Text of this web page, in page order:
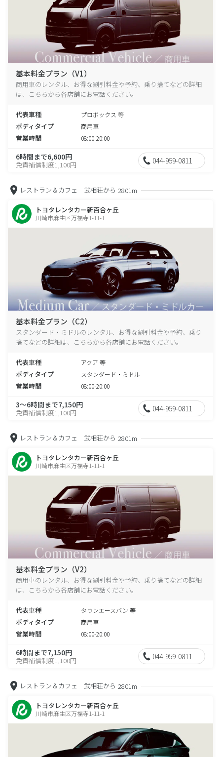
基本料金プラン（V1）
商用車のレンタル、お得な割引料金や予約、乗り捨てなどの詳細
は、こちらから各店舗にお電話ください。
代表車種 プロボックス 等
ボディタイプ 商用車
営業時間 08:00-20:00
6時間まで6,600円
免責補償制度1,100円 044-959-0811
レストラン＆カフェ 武相荘から 2801m
トヨタレンタカー新百合ヶ丘
川崎市麻生区万福寺1-11-1
基本料金プラン（C2）
スタンダード・ミドルのレンタル、お得な割引料金や予約、乗り
捨てなどの詳細は、こちらから各店舗にお電話ください。
代表車種 アクア 等
ボディタイプ スタンダード・ミドル
営業時間 08:00-20:00
3～6時間まで7,150円
免責補償制度1,100円 044-959-0811
レストラン＆カフェ 武相荘から 2801m
トヨタレンタカー新百合ヶ丘
川崎市麻生区万福寺1-11-1
基本料金プラン（V2）
商用車のレンタル、お得な割引料金や予約、乗り捨てなどの詳細
は、こちらから各店舗にお電話ください。
代表車種 タウンエースバン 等
ボディタイプ 商用車
営業時間 08:00-20:00
6時間まで7,150円
免責補償制度1,100円 044-959-0811
レストラン＆カフェ 武相荘から 2801m
トヨタレンタカー新百合ヶ丘
川崎市麻生区万福寺1-11-1